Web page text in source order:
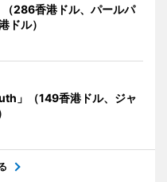
286香港ドル、パールパ
ドル）
」（149香港ドル、ジャ